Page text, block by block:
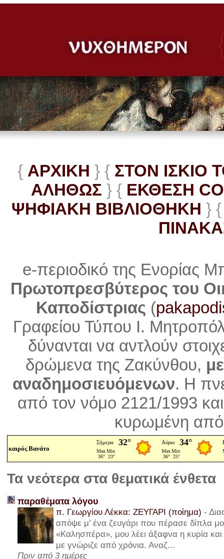
{ ΑΡΧΙΚΗ } { ΣΤΟΝ ΙΣΚΙΟ
ΑΛΗΘΩΣ } { ΕΚΘΕΣΗ
ΨΗΦΙΑΚΗ ΒΙΒΛΙΟΘΗΚΗ } {
e-περιοδικό της Ενορίας
Πρωτοπρεσβύτερος του
Καποδίστριας (
Γραφείου Τύπου Ι.
δύνανται να αντλούν
δρώμενα της Ζακύνθου,
αναδημοσιευόμενων. Η
από τον νόμο 2121/1993
κυρωμένη
καιρός Βανάτο
Τα νεότερα στα θεματικά ένθετα
παραθέματα λόγου
π. Γεωργίου Λέκκα: ΖΕΥΓΑΡΙ (ποίημα) -
απόψε μ’ ένα ζευγάρι που πέρασε δίπλα
«Καλησπέρα», μου λέει άξαφνα η κυρία και
με γνώριζε από χρόνια. Αναζ...
Πριν από 3 ημέρες